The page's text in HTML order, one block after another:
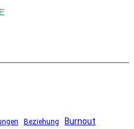
Beziehung Burnout